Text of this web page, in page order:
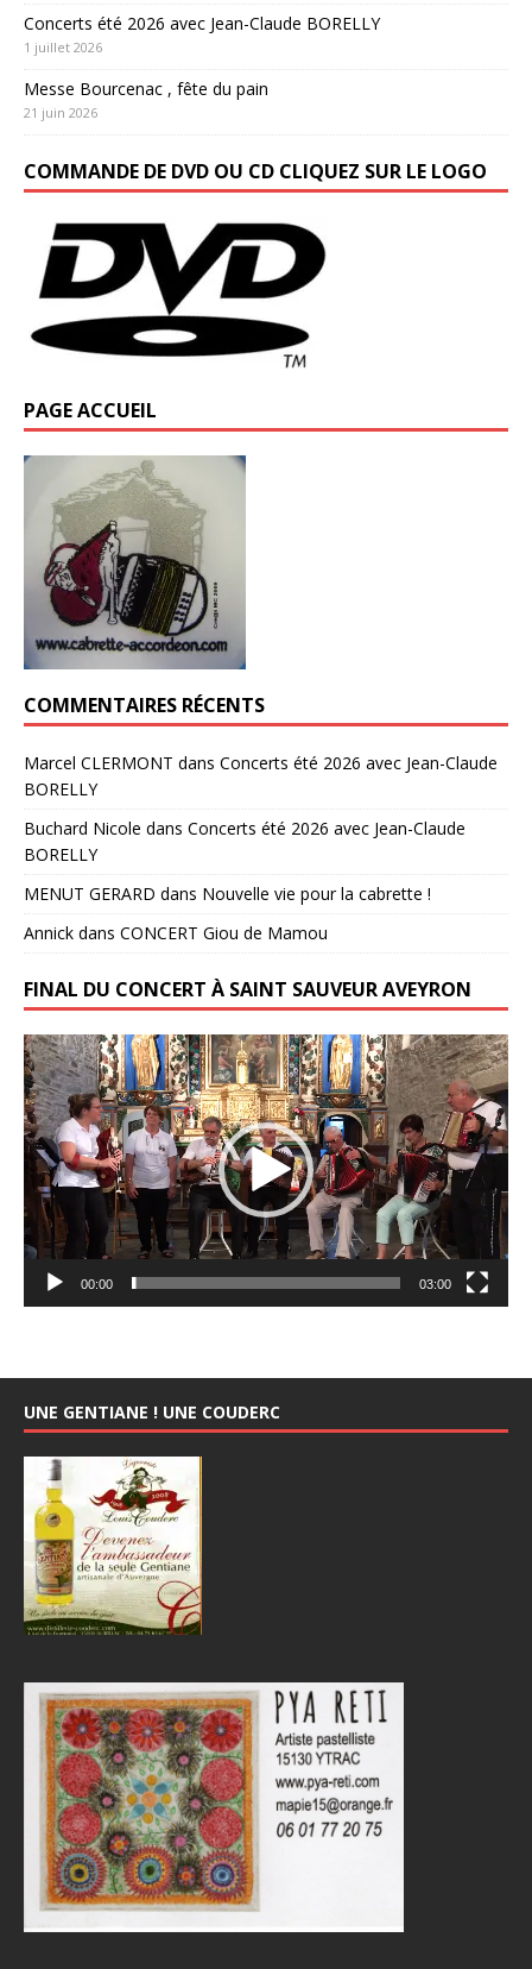
Concerts été 2026 avec Jean-Claude BORELLY
1 juillet 2026
Messe Bourcenac , fête du pain
21 juin 2026
COMMANDE DE DVD OU CD CLIQUEZ SUR LE LOGO
PAGE ACCUEIL
COMMENTAIRES RÉCENTS
Marcel CLERMONT dans Concerts été 2026 avec Jean-Claude
BORELLY
Buchard Nicole dans Concerts été 2026 avec Jean-Claude
BORELLY
MENUT GERARD dans Nouvelle vie pour la cabrette !
Annick dans CONCERT Giou de Mamou
FINAL DU CONCERT À SAINT SAUVEUR AVEYRON
Lecteur
vidéo
00:00 03:00
UNE GENTIANE ! UNE COUDERC